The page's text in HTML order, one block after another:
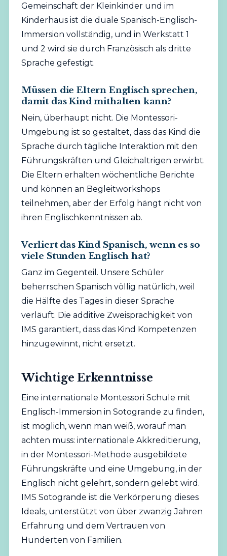
Gemeinschaft der Kleinkinder und im
Kinderhaus ist die duale Spanisch-Englisch-
Immersion vollständig, und in Werkstatt 1
und 2 wird sie durch Französisch als dritte
Sprache gefestigt.
Müssen die Eltern Englisch sprechen,
damit das Kind mithalten kann?
Nein, überhaupt nicht. Die Montessori-
Umgebung ist so gestaltet, dass das Kind die
Sprache durch tägliche Interaktion mit den
Führungskräften und Gleichaltrigen erwirbt.
Die Eltern erhalten wöchentliche Berichte
und können an Begleitworkshops
teilnehmen, aber der Erfolg hängt nicht von
ihren Englischkenntnissen ab.
Verliert das Kind Spanisch, wenn es so
viele Stunden Englisch hat?
Ganz im Gegenteil. Unsere Schüler
beherrschen Spanisch völlig natürlich, weil
die Hälfte des Tages in dieser Sprache
verläuft. Die additive Zweisprachigkeit von
IMS garantiert, dass das Kind Kompetenzen
hinzugewinnt, nicht ersetzt.
Wichtige Erkenntnisse
Eine internationale Montessori Schule mit
Englisch-Immersion in Sotogrande zu finden,
ist möglich, wenn man weiß, worauf man
achten muss: internationale Akkreditierung,
in der Montessori-Methode ausgebildete
Führungskräfte und eine Umgebung, in der
Englisch nicht gelehrt, sondern gelebt wird.
IMS Sotogrande ist die Verkörperung dieses
Ideals, unterstützt von über zwanzig Jahren
Erfahrung und dem Vertrauen von
Hunderten von Familien.